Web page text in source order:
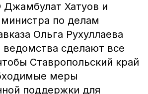
Джамбулат Хатуов и
по делам
Ольга Рухуллаева
сделают все
Ставропольский край
меры
поддержки для